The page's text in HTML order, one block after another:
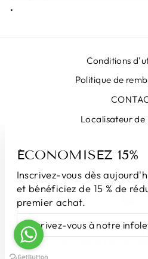
ÉCONOMISEZ 15%
Inscrivez-vous dès
et bénéficiez de 15 % de
premier achat.
INSCRIVEZ-
VOUS
À
NOTRE
S'INSCRIRE
.
Conditions
Politique de
Localisateur de
INSCRIVEZ-VOUS
LANGUE
Français
© 2026 LUNATICAMILANO.COM |